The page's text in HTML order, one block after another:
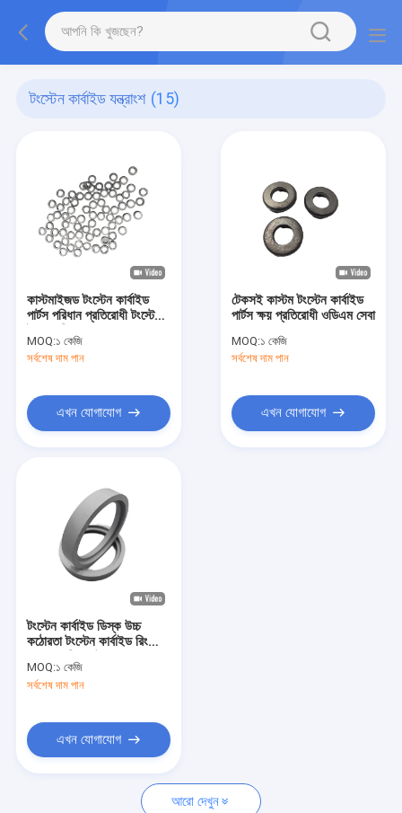
টংস্টেন কার্বাইড যন্ত্রাংশ (15)
কাস্টমাইজড টংস্টেন কার্বাইড
পার্টস পরিধান প্রতিরোধী টংস্টেন
MOQ:১ কেজি
সর্বশেষ দাম পান
এখন যোগাযোগ
টেকসই কাস্টম টংস্টেন কার্বাইড
পার্টস ক্ষয় প্রতিরোধী ওডিএম সেবা
MOQ:১ কেজি
সর্বশেষ দাম পান
এখন যোগাযোগ
টংস্টেন কার্বাইড ডিস্ক উচ্চ
কঠোরতা টংস্টেন কার্বাইড রিং
MOQ:১ কেজি
সর্বশেষ দাম পান
এখন যোগাযোগ
আরো দেখুন